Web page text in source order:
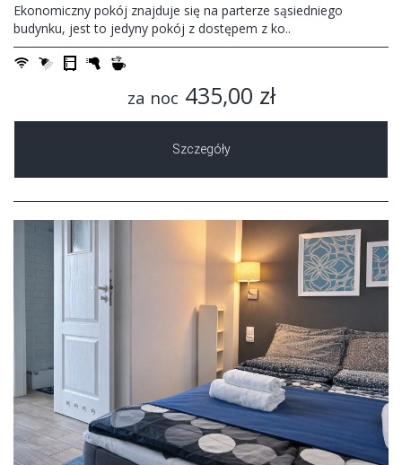
Ekonomiczny pokój znajduje się na parterze sąsiedniego
budynku, jest to jedyny pokój z dostępem z ko..
za noc 435,00 zł
Szczegóły